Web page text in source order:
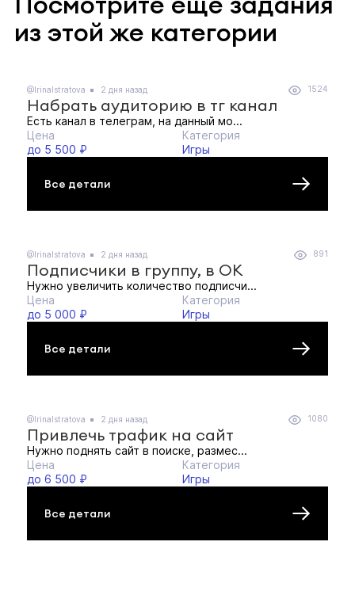
из этой же категории
@IrinaIstratova 2 дня назад 1524
Набрать аудиторию в тг канал
Есть канал в телеграм, на данный мо...
Цена
до 5 500 ₽
Категория
Игры
Все детали
@IrinaIstratova 2 дня назад 891
Подписчики в группу, в ОК
Нужно увеличить количество подписчи...
Цена
до 5 000 ₽
Категория
Игры
Все детали
@IrinaIstratova 2 дня назад 1080
Привлечь трафик на сайт
Нужно поднять сайт в поиске, размес...
Цена
до 6 500 ₽
Категория
Игры
Все детали